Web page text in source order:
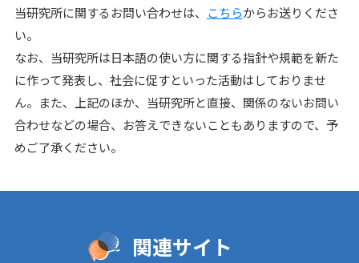
当研究所に関するお問い合わせは、 こちらからお送りくださ
い。
なお、当研究所は日本語の使い方に関する指針や規範を新た
に作って発表し、社会に促すといった活動はしておりませ
ん。また、上記のほか、当研究所と直接、関係のないお問い
合わせなどの場合、お答えできないこともありますので、予
めご了承ください。
関連サイト